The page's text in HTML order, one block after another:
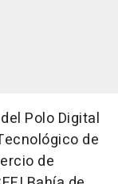
Polo Digital
de
de